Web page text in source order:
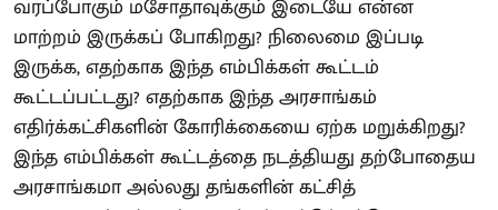
வரப்போகும் மசோதாவுக்கும் இடையே என்ன
மாற்றம் இருக்கப் போகிறது? நிலைமை இப்படி
இருக்க, எதற்காக இந்த எம்பிக்கள் கூட்டம்
கூட்டப்பட்டது? எதற்காக இந்த அரசாங்கம்
எதிர்க்கட்சிகளின் கோரிக்கையை ஏற்க மறுக்கிறது?
இந்த எம்பிக்கள் கூட்டத்தை நடத்தியது தற்போதைய
அரசாங்கமா அல்லது தங்களின் கட்சித்